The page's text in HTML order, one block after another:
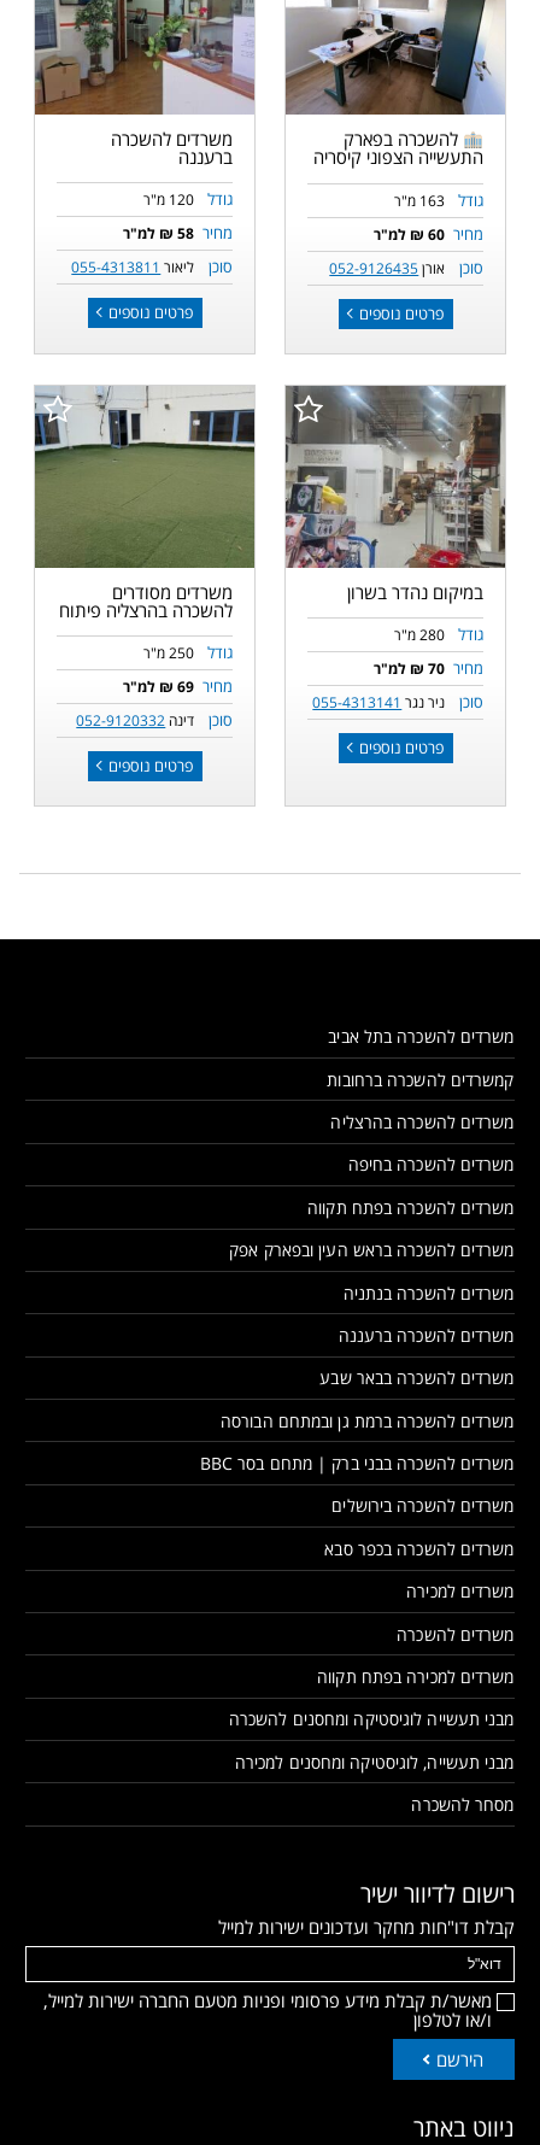
להשכרה בפארק
התעשייה הצפוני קיסריה
גודל 163 מ"ר
מחיר 60 ₪ למ"ר
סוכן אורן052-9126435
פרטים נוספים
משרדים להשכרה
ברעננה
גודל 120 מ"ר
מחיר 58 ₪ למ"ר
סוכן ליאור 055-4313811
פרטים נוספים
במיקום נהדר בשרון
גודל 280 מ"ר
מחיר 70 ₪ למ"ר
סוכן ניר נגר 055-4313141
פרטים נוספים
משרדים מסודרים
להשכרה בהרצליה פיתוח
גודל 250 מ"ר
מחיר 69 ₪ למ"ר
סוכן דינה 052-9120332
פרטים נוספים
משרדים להשכרה בתל אביב
קמשרדים להשכרה ברחובות
משרדים להשכרה בהרצליה
משרדים להשכרה בחיפה
משרדים להשכרה בפתח תקווה
משרדים להשכרה בראש העין ובפארק אפק
משרדים להשכרה בנתניה
משרדים להשכרה ברעננה
משרדים להשכרה בבאר שבע
משרדים להשכרה ברמת גן ובמתחם הבורסה
משרדים להשכרה בבני ברק | מתחם בסר BBC
משרדים להשכרה בירושלים
משרדים להשכרה בכפר סבא
משרדים למכירה
משרדים להשכרה
משרדים למכירה בפתח תקווה
מבני תעשייה לוגיסטיקה ומחסנים להשכרה
מבני תעשייה, לוגיסטיקה ומחסנים למכירה
מסחר להשכרה
רישום לדיוור ישיר
קבלת דו"חות מחקר ועדכונים ישירות למייל
מאשר/ת קבלת מידע פרסומי ופניות מטעם החברה ישירות למייל,
ו/או לטלפון
הירשם
ניווט באתר